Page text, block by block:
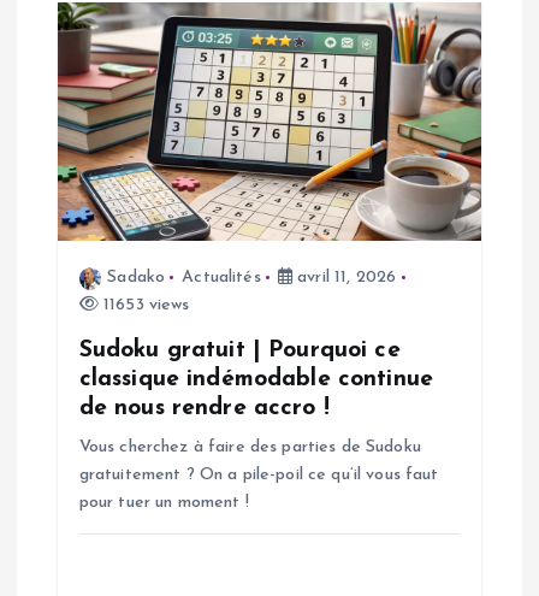
o
n
d
Sadako Actualités
avril 11, 2026
11653 views
Sudoku gratuit | Pourquoi ce
classique indémodable continue
de nous rendre accro !
Vous cherchez à faire des parties de Sudoku
gratuitement ? On a pile-poil ce qu’il vous faut
pour tuer un moment !